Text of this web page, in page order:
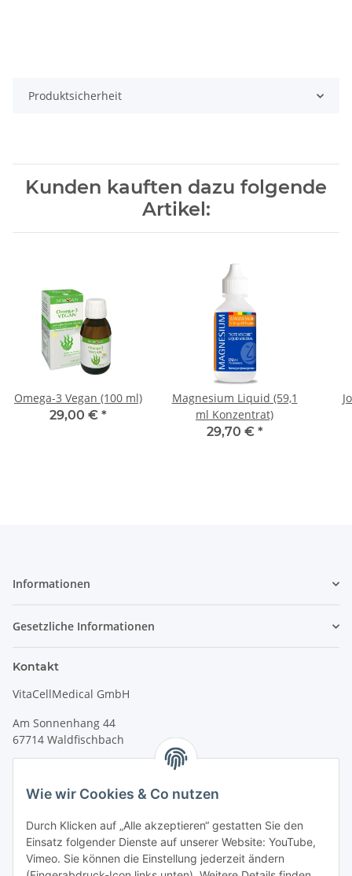
Wie wir Cookies & Co nutzen
Durch Klicken auf „Alle akzeptieren“ gestatten Sie den
Einsatz folgender Dienste auf unserer Website: YouTube,
Vimeo. Sie können die Einstellung jederzeit ändern
Produktsicherheit
Kunden kauften dazu folgende
Artikel:
Omega-3 Vegan (100 ml)
29,00 € *
Magnesium Liquid (59,1
ml Konzentrat)
29,70 € *
Informationen
Gesetzliche Informationen
Kontakt
VitaCellMedical GmbH
Am Sonnenhang 44
67714 Waldfischbach
Fax+49 6333 99090 33
info@vitacellmedical.com
Erreichbarkeit